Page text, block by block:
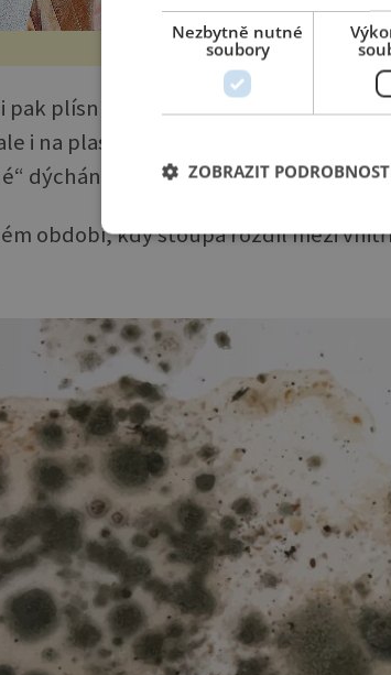
pak plísním umožní šíření po celém
i na plastech. A naše každodenní
dýchání koncentraci vodních par
období, kdy stoupá rozdíl mezi
Nezbytně nutné
soubory
ZOBRAZIT